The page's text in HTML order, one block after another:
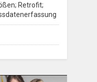
Retrofit;